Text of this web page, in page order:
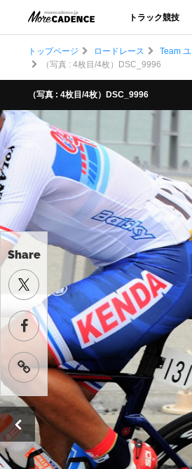
トラック競技
Share
トップページ ロードレース Team
（写真 : 4枚目/4枚）DSC_9996
（写真 : 4枚目/4枚）DSC_9996